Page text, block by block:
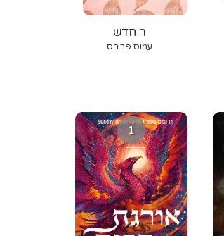
ר חדש
עמוס פריבס
1